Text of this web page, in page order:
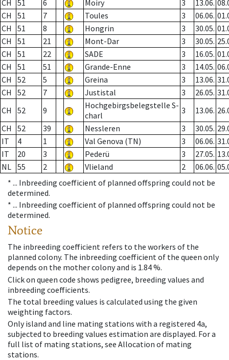
CH 51 6 Moiry 3 13.06.
CH
51 7 Toules 3 06.06.
CH
51 8 Hongrin 3 30.05.
CH
51 21 Mont-Dar 3 30.05.
CH
51 22 SADE 3 16.05.
CH
51 51 Grande-Enne 3 14.05.
CH
52 5 Greina 3 13.06.
CH
52 7 Justistal 3 26.05.
CH
52 9
Hochgebirgsbelegstelle S-
charl
3 13.06.
CH
52 39 Nessleren 3 30.05.
IT
4 1 Val Genova (TN) 3 06.06.
IT
20 3 Pederü 3 27.05.
NL 55 2 Vlieland 2 06.06.
* ... Inbreeding coefficient of planned offspring could not be
determined.
* ... Inbreeding coefficient of planned offspring could not be
determined.
Notice
The inbreeding coefficient refers to the workers of the
planned colony. The inbreeding coefficient of the queen only
depends on the mother colony and is 1.84 %.
Click on queen code shows pedigree, breeding values and
inbreeding coefficients.
The total breeding values is calculated using the given
weighting factors.
Only island and line mating stations with a registered 4a,
subjected to breeding values estimation are displayed. For a
full list of mating stations, see Allocation of mating
stations.